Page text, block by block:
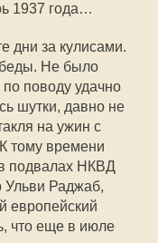
1937 года…
дни за кулисами.
беды. Не было
поводу удачно
шутки, давно не
на ужин с
тому времени
подвалах НКВД
Ульви Раджаб,
европейский
что еще в июле